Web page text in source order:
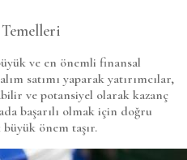
Temelleri
ve en önemli finansal
satımı yaparak yatırımcılar,
ve potansiyel olarak kazanç
başarılı olmak için doğru
önem taşır.